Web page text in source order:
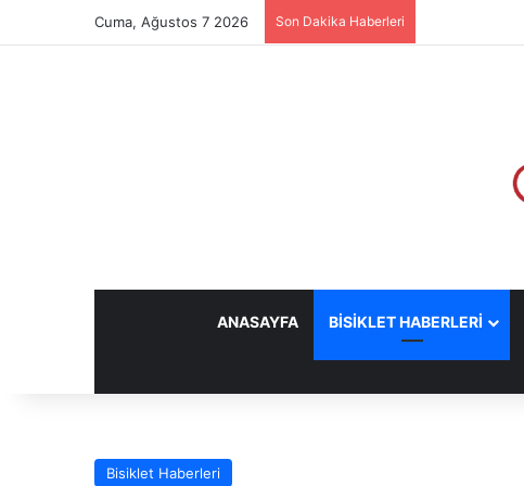
Cuma, Ağustos 7 2026 Son Dakika Haberleri
ANASAYFA BISIKLET HABERLERI
Bisiklet Haberleri